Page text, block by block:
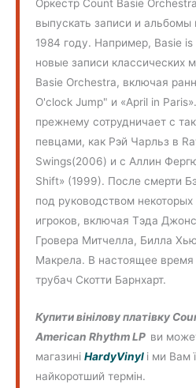
Оркестр Count Basie
выпускать записи и альбомы
1984 году. Например, Basie
новые записи классических
Basie Orchestra, включая
O'clock Jump" и «April in
прежнему сотрудничает с
певцами, как Рэй Чарльз в
Swings(2006) и с Аллин
Shift» (1999). После смерти
под руководством
игроков, включая Тэда
Гровера Митчелла, Билла
Макрела. В настоящее время
трубач Скотти Барнхарт.
Купити вінілову платівку
American Rhythm LP ви
магазиніHardyVinyl і ми Вам
найкоротший термін.